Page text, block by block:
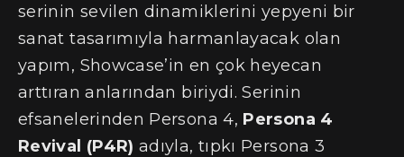
serinin sevilen dinamiklerini yepyeni bir
sanat tasarımıyla harmanlayacak olan
yapım, Showcase’in en çok heyecan
arttıran anlarından biriydi. Serinin
efsanelerinden Persona 4, Persona 4
Revival (P4R) adıyla, tıpkı Persona 3